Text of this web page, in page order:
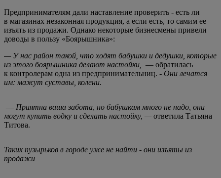
Предпринимателям дали наставление проверить - есть ли
в магазинах незаконная продукция, а если есть, то самим ее
изъять из продажи. Однако некоторые бизнесмены привели
доводы в пользу «Боярышника»:
— У нас район такой, что ходят бабушки и дедушки, которые
из этого боярышника делают настойки,
— обратилась
к контролерам одна из предпринимательниц. - Они лечатся
им: мажут суставы, колени.
— Приятна ваша забота, но бабушкам много не надо, они
могут купить водку и сделать настойку, —ответила Татьяна
Титова.
Таких пузырьков в городе уже не найти - они изъяты из
продажи